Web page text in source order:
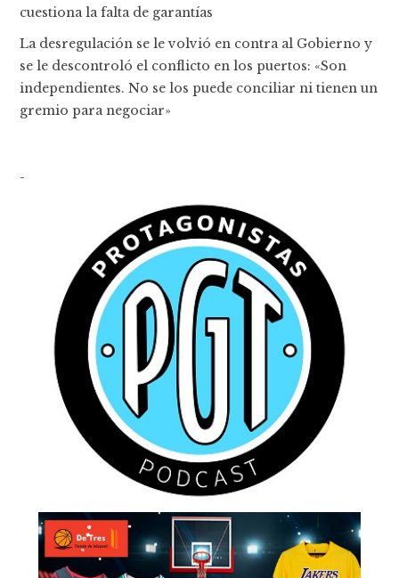
cuestiona la falta de garantías
La desregulación se le volvió en contra al Gobierno y
se le descontroló el conflicto en los puertos: «Son
independientes. No se los puede conciliar ni tienen un
gremio para negociar»
-